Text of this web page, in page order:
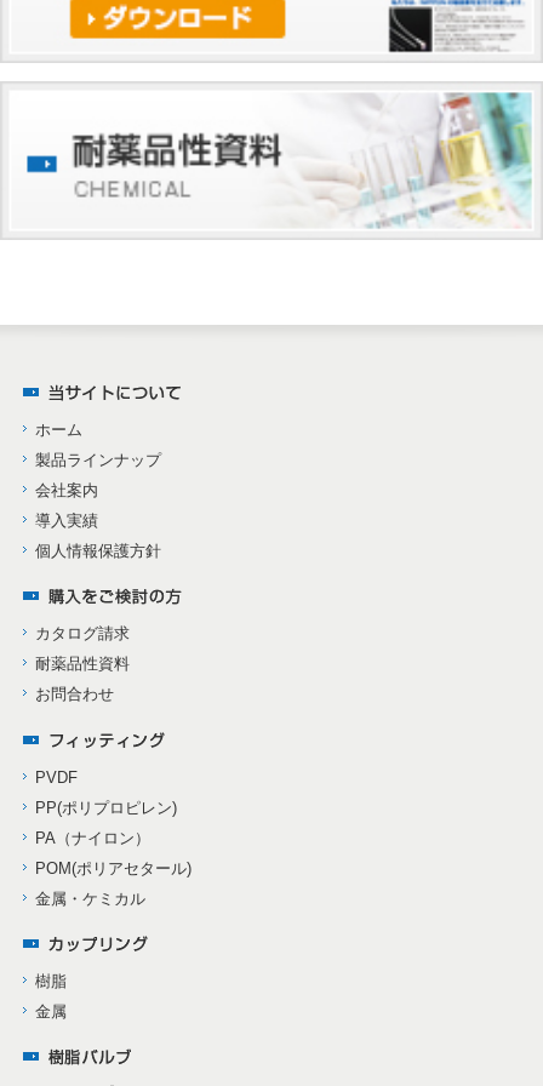
ホーム
製品ラインナップ
会社案内
導入実績
個人情報保護方針
カタログ請求
耐薬品性資料
お問合わせ
PVDF
PP(ポリプロピレン)
PA（ナイロン）
POM(ポリアセタール)
金属・ケミカル
樹脂
金属